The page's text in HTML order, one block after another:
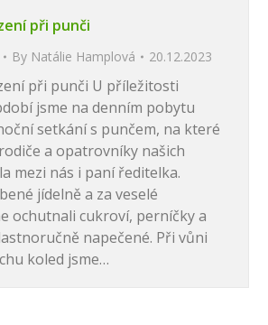
při punči
By Natálie Hamplová 20.12.2023
při punči U příležitosti
jsme na denním pobytu
setkání s punčem, na které
a opatrovníky našich
mezi nás i paní ředitelka.
jídelně a za veselé
ochutnali cukroví, perníčky a
napečené. Při vůni
koled jsme…